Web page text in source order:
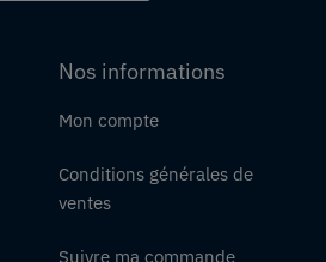
Nos informations
Mon compte
Conditions générales de
ventes
Suivre ma commande